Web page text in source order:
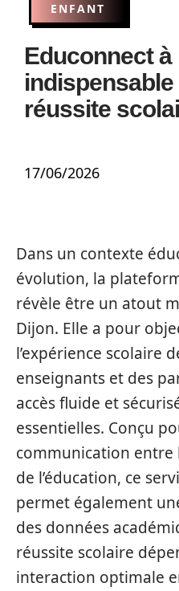
ENFANT
Educonnect
réussite
17/06/2026
Dans un contexte
évolution, la
révèle être un atout
Dijon. Elle a pour
l’expérience scolaire
enseignants et des
accès fluide et
essentielles. Conçu
communication entre
de l’éducation, ce
permet également
des données
réussite scolaire
interaction optimale